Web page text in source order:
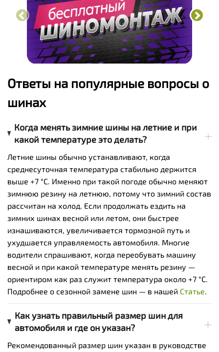
Ответы на популярные вопросы о
шинах
Когда менять зимние шины на летние и при
какой температуре это делать?
Летние шины обычно устанавливают, когда
среднесуточная температура стабильно держится
выше +7 °C. Именно при такой погоде обычно меняют
зимнюю резину на летнюю, потому что зимний состав
рассчитан на холод. Если продолжать ездить на
зимних шинах весной или летом, они быстрее
изнашиваются, увеличивается тормозной путь и
ухудшается управляемость автомобиля. Многие
водители спрашивают, когда переобувать машину
весной и при какой температуре менять резину —
ориентиром как раз служит температура около +7 °C.
Подробнее о сезонной замене шин — в нашей Cтатье.
Как узнать правильный размер шин для
автомобиля и где он указан?
Рекомендованный размер шин указан в руководстве